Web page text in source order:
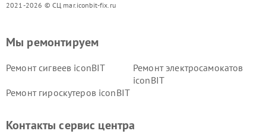
2021-2026 © СЦ mar.iconbit-fix.ru
Мы ремонтируем
Ремонт сигвеев iconBIT
Ремонт электросамокатов
iconBIT
Ремонт гироскутеров iconBIT
Контакты сервис центра